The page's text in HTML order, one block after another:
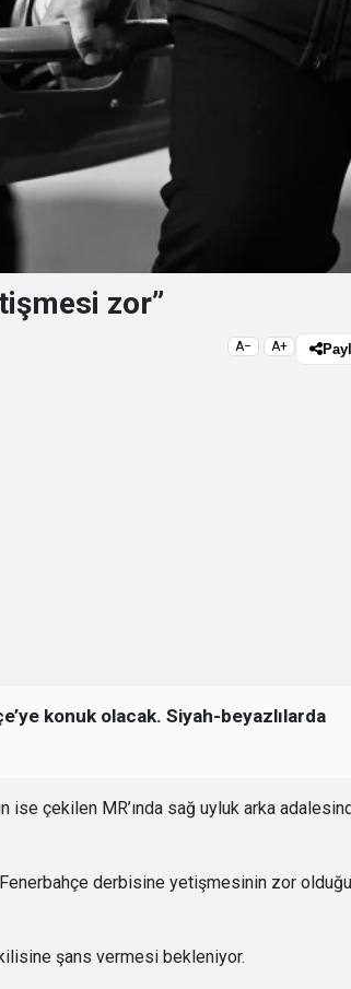
zor”
A− A+
konuk olacak. Siyah-beyazlılarda
ise çekilen MR’ında sağ uyluk arka
Fenerbahçe derbisine yetişmesinin zor olduğu
şans vermesi bekleniyor.